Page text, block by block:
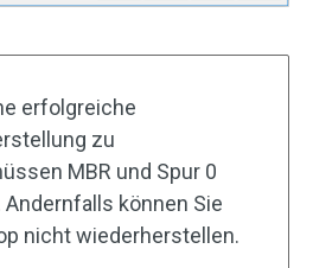
erfolgreiche
zu
MBR und Spur 0
können Sie
nicht wiederherstellen.